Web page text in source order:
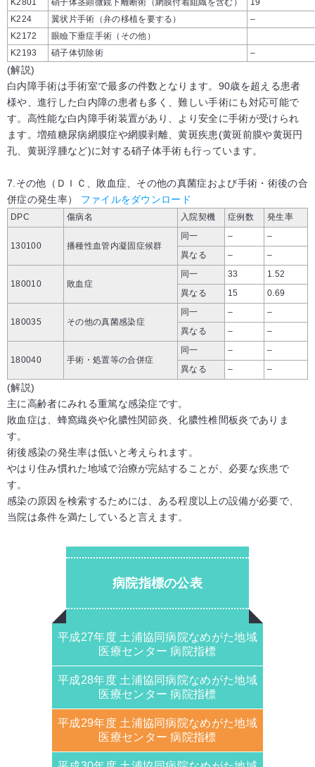
K2801 硝子体茎顕微鏡下離断術（網膜付着組織を含む）
19
K224
翼状片手術（弁の移植を要する）
–
K2172
眼瞼下垂症手術（その他）
K2193
硝子体切除術 –
(解説)
白内障手術は手術室で最多の件数となります。90歳を超える患者
様や、進行した白内障の患者も多く、難しい手術にも対応可能で
す。高性能な白内障手術装置があり、より安全に手術が受けられ
ます。増殖糖尿病網膜症や網膜剥離、黄斑疾患(黄斑前膜や黄斑円
孔、黄斑浮腫など)に対する硝子体手術も行っています。
7.その他（ＤＩＣ、敗血症、その他の真菌症および手術・術後の合
併症の発生率） ファイルをダウンロード
DPC 傷病名 入院契機 症例数 発生率
130100 播種性血管内凝固症候群
同一 –
–
異なる
– –
180010 敗血症
同一 33
1.52
異なる
15 0.69
180035 その他の真菌感染症
同一 –
–
異なる
– –
180040 手術・処置等の合併症
同一 –
–
異なる
– –
(解説)
主に高齢者にみれる重篤な感染症です。
敗血症は、蜂窩織炎や化膿性関節炎、化膿性椎間板炎でありま
す。
術後感染の発生率は低いと考えられます。
やはり住み慣れた地域で治療が完結することが、必要な疾患で
す。
感染の原因を検索するためには、ある程度以上の設備が必要で、
当院は条件を満たしていると言えます。
病院指標の公表
平成27年度 土浦協同病院なめがた地域
医療センター 病院指標
平成28年度 土浦協同病院なめがた地域
医療センター 病院指標
平成29年度 土浦協同病院なめがた地域
医療センター 病院指標